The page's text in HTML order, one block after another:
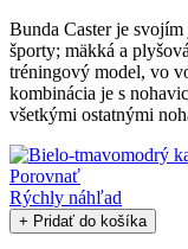
Bunda Caster je
športy; mäkká a
tréningový model, vo
kombinácia je s
všetkými ostatnými
Porovnať
Rýchly náhľad
+ Pridať do košíka